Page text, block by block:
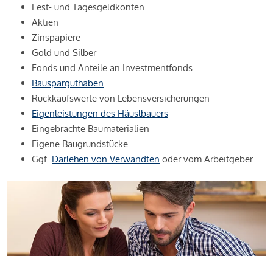
Fest- und Tagesgeldkonten
Aktien
Zinspapiere
Gold und Silber
Fonds und Anteile an Investmentfonds
Bausparguthaben
Rückkaufswerte von Lebensversicherungen
Eigenleistungen des Häuslbauers
Eingebrachte Baumaterialien
Eigene Baugrundstücke
Ggf. Darlehen von Verwandten oder vom Arbeitgeber